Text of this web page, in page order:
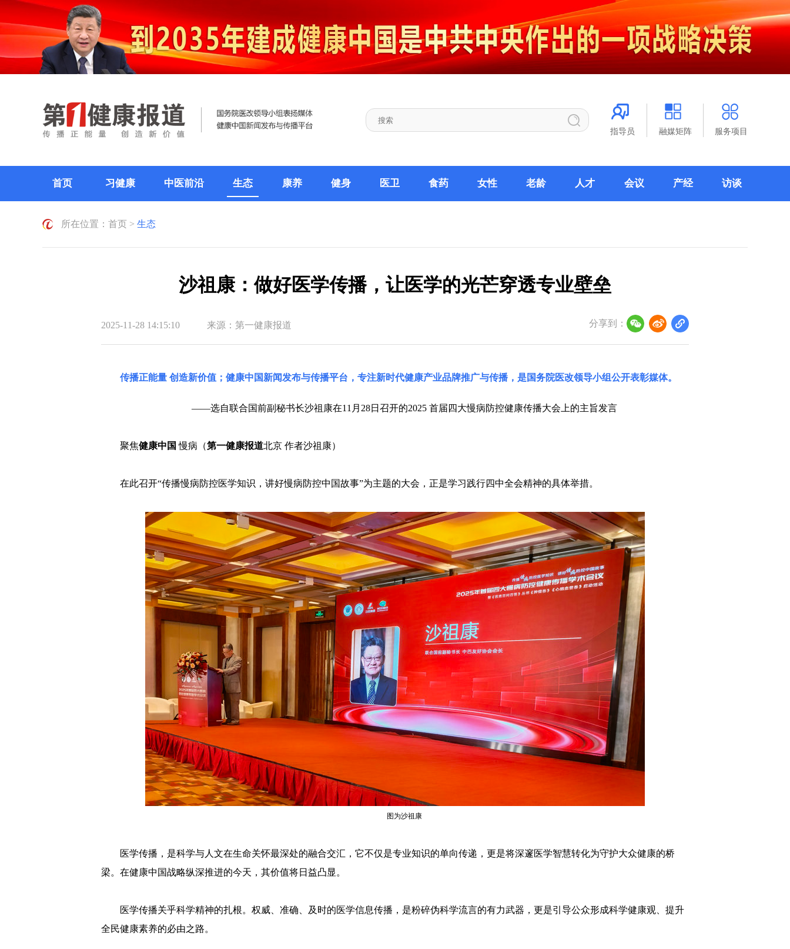
指导员 融媒矩阵 服务项目
首页 习健康 中医前沿 生态 康养 健身 医卫 食药 女性 老龄 人才 会议 产经 访谈
所在位置： 首页 > 生态
沙祖康：做好医学传播，让医学的光芒穿透专业壁垒
2025-11-28 14:15:10 来源：第一健康报道 分享到：
传播正能量 创造新价值；健康中国新闻发布与传播平台，专注新时代健康产业品牌推广与传播，是国务院医改领导小组公开表彰媒体。
——选自联合国前副秘书长沙祖康在11月28日召开的2025 首届四大慢病防控健康传播大会上的主旨发言
聚焦健康中国 慢病（第一健康报道北京 作者沙祖康）
在此召开“传播慢病防控医学知识，讲好慢病防控中国故事”为主题的大会，正是学习践行四中全会精神的具体举措。
图为沙祖康
医学传播，是科学与人文在生命关怀最深处的融合交汇，它不仅是专业知识的单向传递，更是将深邃医学智慧转化为守护大众健康的桥
梁。在健康中国战略纵深推进的今天，其价值将日益凸显。
医学传播关乎科学精神的扎根。权威、准确、及时的医学信息传播，是粉碎伪科学流言的有力武器，更是引导公众形成科学健康观、提升
全民健康素养的必由之路。